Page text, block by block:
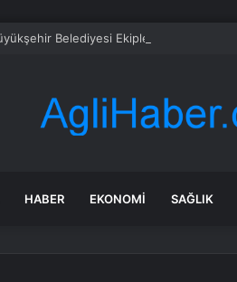
Belediyesi Ekipleri Zeytinköy
HABER EKONOMI SAĞLIK